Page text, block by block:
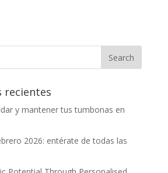
recientes
y mantener tus tumbonas en
2026: entérate de todas las